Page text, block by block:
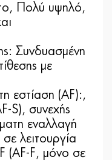
Πολύ υψηλό,
Συνδυασμένη
με
εστίαση (AF):,
S), συνεχής
εναλλαγή
λειτουργία
(AF-F, μόνο σε